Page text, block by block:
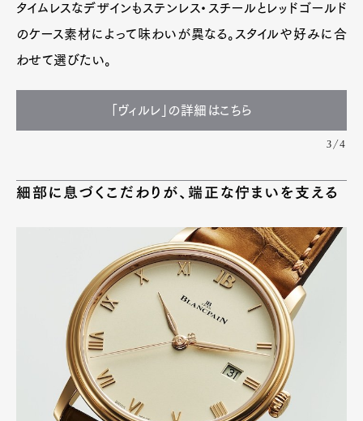
タイムレスなデザインもステンレス・スチールとレッドゴールド
のケース素材によって味わいが異なる。スタイルや好みに合
わせて選びたい。
「ヴィルレ」の詳細はこちら
3/4
細部に息づくこだわりが、端正な佇まいを支える